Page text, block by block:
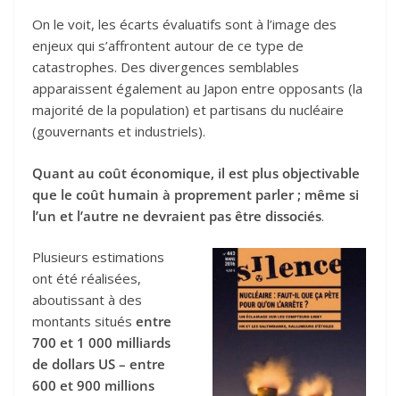
On le voit, les écarts évaluatifs sont à l’image des
enjeux qui s’affrontent autour de ce type de
catastrophes. Des divergences semblables
apparaissent également au Japon entre opposants (la
majorité de la population) et partisans du nucléaire
(gouvernants et industriels).
Quant au coût économique, il est plus objectivable
que le coût humain à proprement parler ; même si
l’un et l’autre ne devraient pas être dissociés.
Plusieurs estimations
ont été réalisées,
aboutissant à des
montants situés entre
700 et 1 000 milliards
de dollars US – entre
600 et 900 millions